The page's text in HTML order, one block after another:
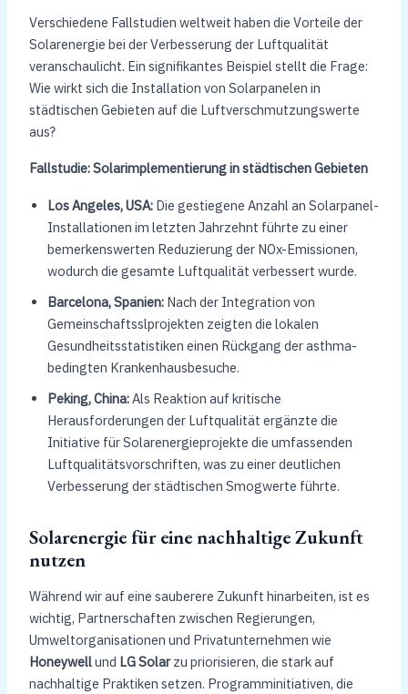
Verschiedene Fallstudien weltweit haben die Vorteile der
Solarenergie bei der Verbesserung der Luftqualität
veranschaulicht. Ein signifikantes Beispiel stellt die Frage:
Wie wirkt sich die Installation von Solarpanelen in
städtischen Gebieten auf die Luftverschmutzungswerte
aus?
Fallstudie: Solarimplementierung in städtischen Gebieten
Los Angeles, USA:Die gestiegene Anzahl an Solarpanel-
Installationen im letzten Jahrzehnt führte zu einer
bemerkenswerten Reduzierung der NOx-Emissionen,
wodurch die gesamte Luftqualität verbessert wurde.
Barcelona, Spanien:Nach der Integration von
Gemeinschaftsslprojekten zeigten die lokalen
Gesundheitsstatistiken einen Rückgang der asthma-
bedingten Krankenhausbesuche.
Peking, China:Als Reaktion auf kritische
Herausforderungen der Luftqualität ergänzte die
Initiative für Solarenergieprojekte die umfassenden
Luftqualitätsvorschriften, was zu einer deutlichen
Verbesserung der städtischen Smogwerte führte.
Solarenergie für eine nachhaltige Zukunft
nutzen
Während wir auf eine sauberere Zukunft hinarbeiten, ist es
wichtig, Partnerschaften zwischen Regierungen,
Umweltorganisationen und Privatunternehmen wie
Honeywellund LG Solarzu priorisieren, die stark auf
nachhaltige Praktiken setzen. Programminitiativen, die